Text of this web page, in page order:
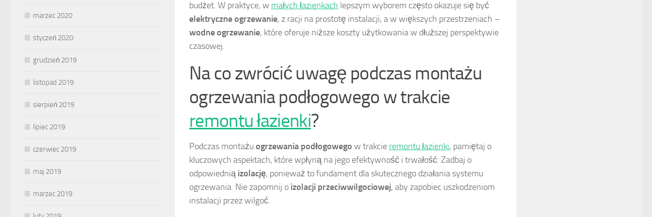
budżet. W praktyce, w małych łazienkach lepszym wyborem często okazuje się być
elektryczne ogrzewanie, z racji na prostotę instalacji, a w większych przestrzeniach –
wodne ogrzewanie, które oferuje niższe koszty użytkowania w dłuższej perspektywie
czasowej.
Na co zwrócić uwagę podczas montażu
ogrzewania podłogowego w trakcie
remontu łazienki?
Podczas montażu ogrzewania podłogowego w trakcie remontu łazienki, pamiętaj o
kluczowych aspektach, które wpłyną na jego efektywność i trwałość. Zadbaj o
odpowiednią izolację, ponieważ to fundament dla skutecznego działania systemu
ogrzewania. Nie zapomnij o izolacji przeciwwilgociowej, aby zapobiec uszkodzeniom
instalacji przez wilgoć.
marzec 2020
styczeń 2020
grudzień 2019
listopad 2019
sierpień 2019
lipiec 2019
czerwiec 2019
maj 2019
marzec 2019